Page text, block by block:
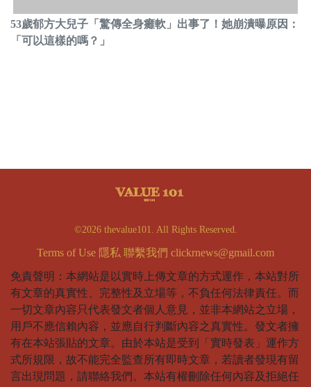
53歲郁方大兒子「驚傳全身癱軟」出事了！她崩潰曝原因：
「可以這樣的嗎？」
©2026 thevalue101. All Rights Reserved.
Terms of Use 隱私 聯繫我們 clickrnews@gmail.com
免責聲明：本網站是以實時上傳文章的方式運作，本站對所
有文章的真實性、完整性及立場等，不負任何法律責任。而
一切文章內容只代表發文者個人意見，並非本網站之立場，
用戶不應信賴內容，並應自行判斷內容之真實性。發文者擁
有在本站張貼的文章。由於本站是受到「實時發表」運作方
式所規限，故不能完全監查所有即時文章，若讀者發現有留
言出現問題，請聯絡我們。本站有權刪除任何內容及拒絕任